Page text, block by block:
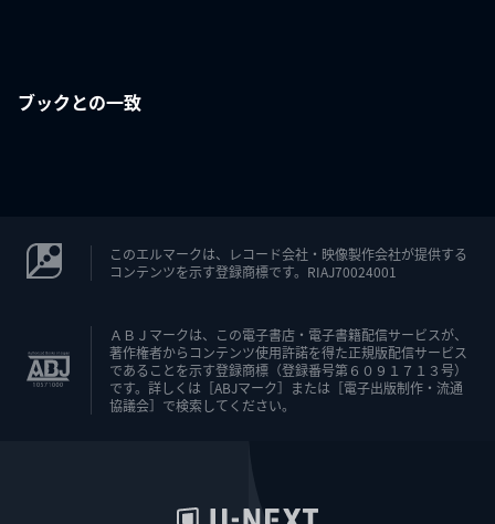
ブックとの一致
このエルマークは、レコード会社・映像製作会社が提供する
コンテンツを示す登録商標です。RIAJ70024001
ＡＢＪマークは、この電子書店・電子書籍配信サービスが、
著作権者からコンテンツ使用許諾を得た正規版配信サービス
であることを示す登録商標（登録番号第６０９１７１３号）
です。詳しくは［ABJマーク］または［電子出版制作・流通
協議会］で検索してください。